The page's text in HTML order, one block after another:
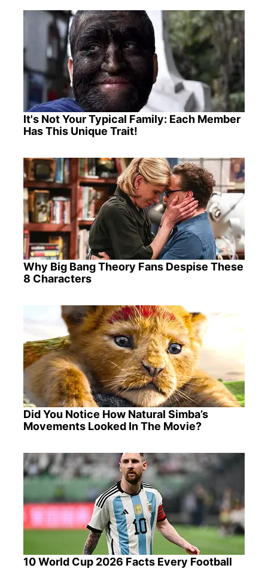
It's Not Your Typical Family: Each Member
Has This Unique Trait!
Why Big Bang Theory Fans Despise These
8 Characters
Did You Notice How Natural Simba’s
Movements Looked In The Movie?
10 World Cup 2026 Facts Every Football